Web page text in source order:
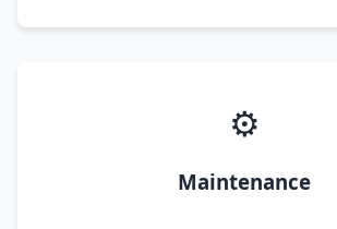
⚙️
Maintenance